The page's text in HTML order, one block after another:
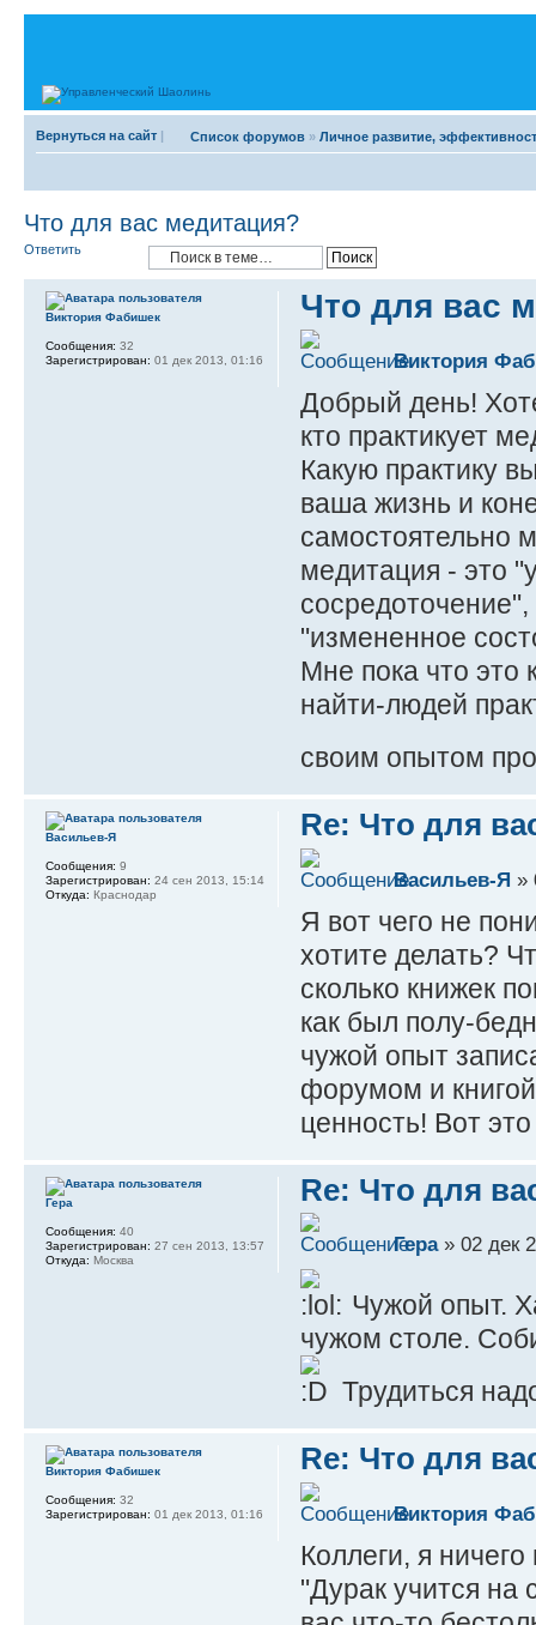
Вернуться на сайт | Список форумов » Личное развитие,
Что для вас медитация?
Ответить
Что для вас
Виктория
Добрый день!
кто практикует
Какую практику
ваша жизнь и
самостоятельно
медитация - это
"измененное
Мне пока что это
найти-людей
своим опытом
Виктория Фабишек
Сообщения: 32
Зарегистрирован: 01 дек 2013, 01:16
Re: Что для
Васильев-Я »
Я вот чего не
хотите делать?
сколько книжек
как был полу-
чужой опыт
форумом и
ценность! Вот
Васильев-Я
Сообщения: 9
Зарегистрирован: 24 сен 2013, 15:14
Откуда: Краснодар
Re: Что для
Гера» 02 дек
Чужой опыт.
чужом столе.
Трудиться
Гера
Сообщения: 40
Зарегистрирован: 27 сен 2013, 13:57
Откуда: Москва
Re: Что для
Виктория
Коллеги, я
"Дурак учится на
Виктория Фабишек
Сообщения: 32
Зарегистрирован: 01 дек 2013, 01:16